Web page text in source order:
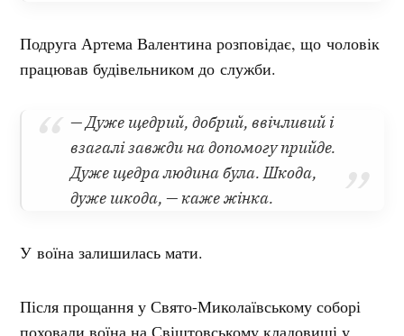
Подруга Артема Валентина розповідає, що чоловік
працював будівельником до служби.
— Дуже щедрий, добрий, ввічливий і
взагалі завжди на допомогу прийде.
Дуже щедра людина була. Шкода,
дуже шкода, — каже жінка.
У воїна залишилась мати.
Після прощання у Свято-Миколаївському соборі
поховали воїна на Свіштовському кладовищі у